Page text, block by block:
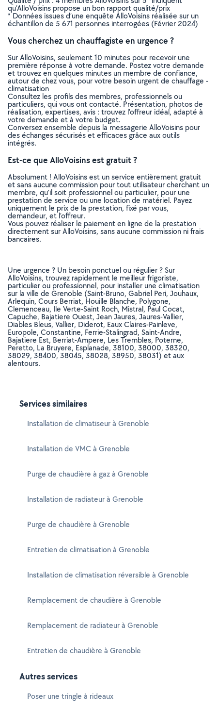
qu’AlloVoisins propose un bon rapport qualité/prix
* Données issues d’une enquête AlloVoisins réalisée sur un
échantillon de 5 671 personnes interrogées (Février 2024)
Vous cherchez un chauffagiste en urgence ?
Sur AlloVoisins, seulement 10 minutes pour recevoir une
première réponse à votre demande. Postez votre demande
et trouvez en quelques minutes un membre de confiance,
autour de chez vous, pour votre besoin urgent de chauffage -
climatisation
Consultez les profils des membres, professionnels ou
particuliers, qui vous ont contacté. Présentation, photos de
réalisation, expertises, avis : trouvez l'offreur idéal, adapté à
votre demande et à votre budget.
Conversez ensemble depuis la messagerie AlloVoisins pour
des échanges sécurisés et efficaces grâce aux outils
intégrés.
Est-ce que AlloVoisins est gratuit ?
Absolument ! AlloVoisins est un service entièrement gratuit
et sans aucune commission pour tout utilisateur cherchant un
membre, qu’il soit professionnel ou particulier, pour une
prestation de service ou une location de matériel. Payez
uniquement le prix de la prestation, fixé par vous,
demandeur, et l’offreur.
Vous pouvez réaliser le paiement en ligne de la prestation
directement sur AlloVoisins, sans aucune commission ni frais
bancaires.
Une urgence ? Un besoin ponctuel ou régulier ? Sur
AlloVoisins, trouvez rapidement le meilleur frigoriste,
particulier ou professionnel, pour installer une climatisation
sur la ville de Grenoble (Saint-Bruno, Gabriel Peri, Jouhaux,
Arlequin, Cours Berriat, Houille Blanche, Polygone,
Clemenceau, Ile Verte-Saint Roch, Mistral, Paul Cocat,
Capuche, Bajatiere Ouest, Jean Jaures, Jaures-Vallier,
Diables Bleus, Vallier, Diderot, Eaux Claires-Painleve,
Europole, Constantine, Ferrie-Stalingrad, Saint-Andre,
Bajatiere Est, Berriat-Ampere, Les Trembles, Poterne,
Peretto, La Bruyere, Esplanade, 38100, 38000, 38320,
38029, 38400, 38045, 38028, 38950, 38031) et aux
alentours.
Services similaires
Installation de climatiseur à Grenoble
Installation de VMC à Grenoble
Purge de chaudière à gaz à Grenoble
Installation de radiateur à Grenoble
Purge de chaudière à Grenoble
Entretien de climatisation à Grenoble
Installation de climatisation réversible à Grenoble
Remplacement de chaudière à Grenoble
Remplacement de radiateur à Grenoble
Entretien de chaudière à Grenoble
Autres services
Poser une tringle à rideaux